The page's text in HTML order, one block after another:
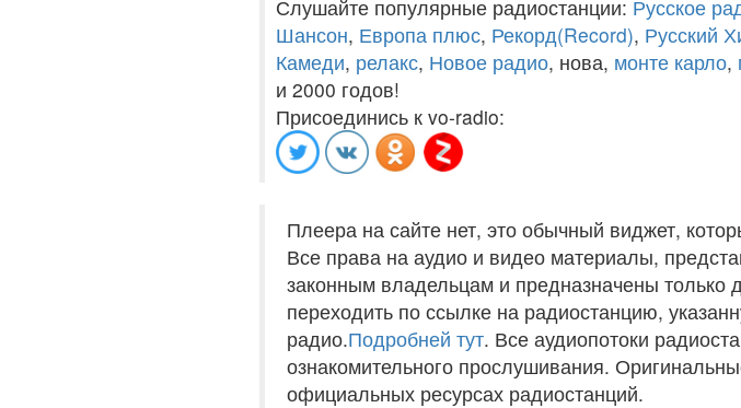
Слушайте популярные радиостанции: Русское
Шансон, Европа плюс, Рекорд(Record), Русский
Камеди, релакс, Новое радио, нова, монте карло,
и 2000 годов!
Присоединись к vo-radio:
Плеера на сайте нет, это обычный виджет,
Все права на аудио и видео материалы,
законным владельцам и предназначены
переходить по ссылке на радиостанцию,
радио.Подробней тут. Все аудиопотоки
ознакомительного прослушивания.
официальных ресурсах радиостанций.